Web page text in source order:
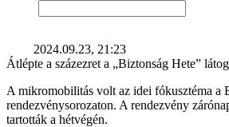
2024.09.23, 21:23
Átlépte a százezret a „Biztonság Hete”
A mikromobilitás volt az idei fókusztéma a
rendezvénysorozaton. A rendezvény
tartották a hétvégén.